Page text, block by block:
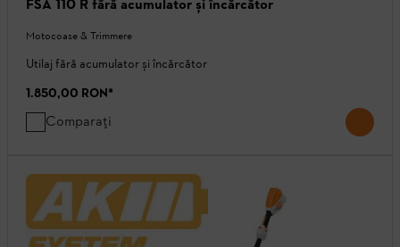
FSA 110 R fără acumulator și încărcător
Motocoase & Trimmere
Utilaj fără acumulator și încărcător
1.850,00 RON*
Comparați